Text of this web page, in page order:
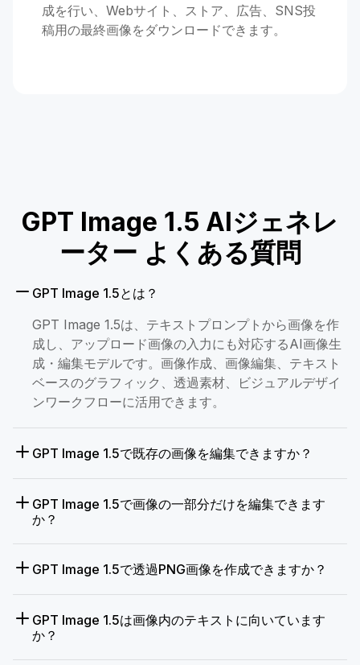
成を行い、Webサイト、ストア、広告、SNS投
稿用の最終画像をダウンロードできます。
GPT Image 1.5 AIジェネレ
ーター よくある質問
GPT Image 1.5とは？
GPT Image 1.5は、テキストプロンプトから画像を作
成し、アップロード画像の入力にも対応するAI画像生
成・編集モデルです。画像作成、画像編集、テキスト
ベースのグラフィック、透過素材、ビジュアルデザイ
ンワークフローに活用できます。
GPT Image 1.5で既存の画像を編集できますか？
GPT Image 1.5で画像の一部分だけを編集できます
か？
GPT Image 1.5で透過PNG画像を作成できますか？
GPT Image 1.5は画像内のテキストに向いています
か？